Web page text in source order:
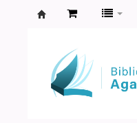
Agamenon
Magalhães